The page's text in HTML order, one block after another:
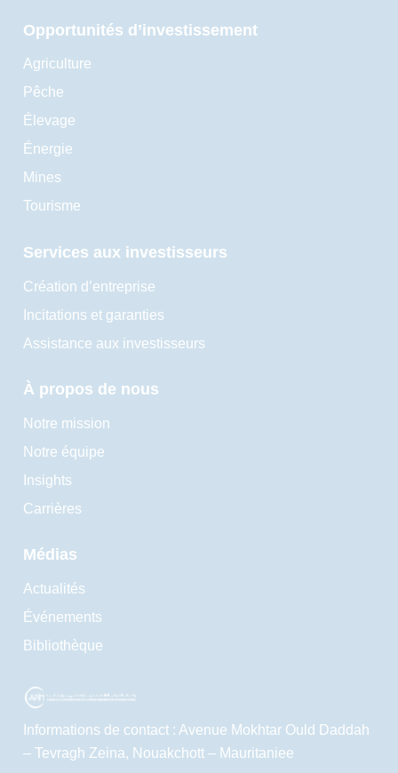
Opportunités d’investissement
Agriculture
Pêche
Élevage
Énergie
Mines
Tourisme
Services aux investisseurs
Création d’entreprise
Incitations et garanties
Assistance aux investisseurs
À propos de nous
Notre mission
Notre équipe
Insights
Carrières
Médias
Actualités
Événements
Bibliothèque
Informations de contact : Avenue Mokhtar Ould Daddah
– Tevragh Zeina, Nouakchott – Mauritaniee